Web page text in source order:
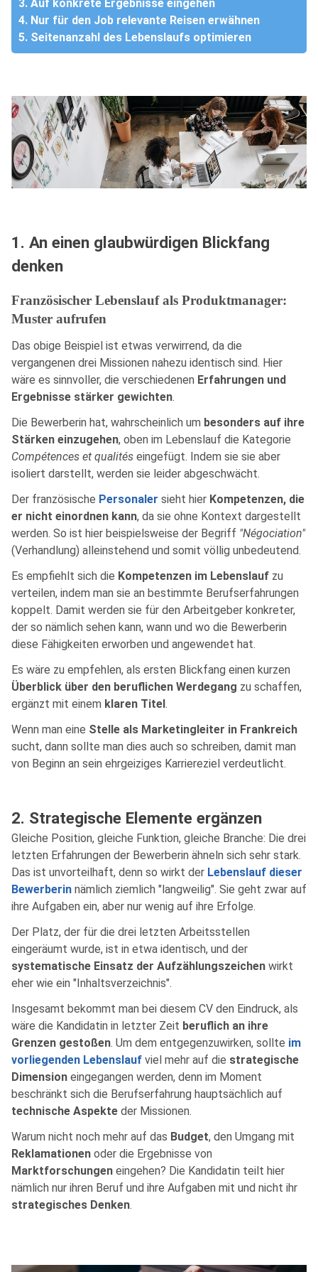
3. Auf konkrete Ergebnisse eingehen
4. Nur für den Job relevante Reisen erwähnen
5. Seitenanzahl des Lebenslaufs optimieren
1. An einen glaubwürdigen Blickfang
denken
Französischer Lebenslauf als Produktmanager:
Muster aufrufen
Das obige Beispiel ist etwas verwirrend, da die
vergangenen drei Missionen nahezu identisch sind. Hier
wäre es sinnvoller, die verschiedenen Erfahrungen und
Ergebnisse stärker gewichten.
Die Bewerberin hat, wahrscheinlich um besonders auf ihre
Stärken einzugehen, oben im Lebenslauf die Kategorie
Compétences et qualités eingefügt. Indem sie sie aber
isoliert darstellt, werden sie leider abgeschwächt.
Der französische Personaler sieht hier Kompetenzen, die
er nicht einordnen kann, da sie ohne Kontext dargestellt
werden. So ist hier beispielsweise der Begriff "Négociation"
(Verhandlung) alleinstehend und somit völlig unbedeutend.
Es empfiehlt sich die Kompetenzen im Lebenslauf zu
verteilen, indem man sie an bestimmte Berufserfahrungen
koppelt. Damit werden sie für den Arbeitgeber konkreter,
der so nämlich sehen kann, wann und wo die Bewerberin
diese Fähigkeiten erworben und angewendet hat.
Es wäre zu empfehlen, als ersten Blickfang einen kurzen
Überblick über den beruflichen Werdegang zu schaffen,
ergänzt mit einem klaren Titel .
Wenn man eine Stelle als Marketingleiter in Frankreich
sucht, dann sollte man dies auch so schreiben, damit man
von Beginn an sein ehrgeiziges Karriereziel verdeutlicht.
2. Strategische Elemente ergänzen
Gleiche Position, gleiche Funktion, gleiche Branche: Die drei
letzten Erfahrungen der Bewerberin ähneln sich sehr stark.
Das ist unvorteilhaft, denn so wirkt der Lebenslauf dieser
Bewerberin nämlich ziemlich "langweilig". Sie geht zwar auf
ihre Aufgaben ein, aber nur wenig auf ihre Erfolge.
Der Platz, der für die drei letzten Arbeitsstellen
eingeräumt wurde, ist in etwa identisch, und der
systematische Einsatz der Aufzählungszeichen wirkt
eher wie ein "Inhaltsverzeichnis".
Insgesamt bekommt man bei diesem CV den Eindruck, als
wäre die Kandidatin in letzter Zeit beruflich an ihre
Grenzen gestoßen. Um dem entgegenzuwirken, sollte im
vorliegenden Lebenslauf viel mehr auf die strategische
Dimension eingegangen werden, denn im Moment
beschränkt sich die Berufserfahrung hauptsächlich auf
technische Aspekte der Missionen.
Warum nicht noch mehr auf das Budget, den Umgang mit
Reklamationen oder die Ergebnisse von
Marktforschungen eingehen? Die Kandidatin teilt hier
nämlich nur ihren Beruf und ihre Aufgaben mit und nicht ihr
strategisches Denken.